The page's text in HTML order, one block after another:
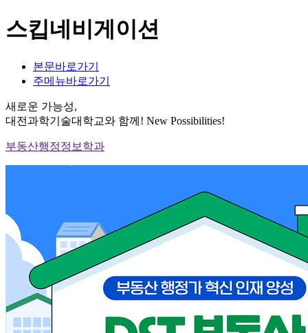
스킵네비게이션
본문바로가기
주메뉴바로가기
새로운 가능성,
대전과학기술대학교와 함께! New Possibilities!
부동산행정정보학과